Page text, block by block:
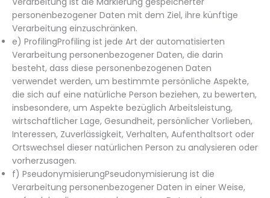
personenbezogener Daten mit dem Ziel, ihre künftige
Verarbeitung einzuschränken.
e) ProfilingProfiling ist jede Art der automatisierten
Verarbeitung personenbezogener Daten, die darin
besteht, dass diese personenbezogenen Daten
verwendet werden, um bestimmte persönliche Aspekte,
die sich auf eine natürliche Person beziehen, zu bewerten,
insbesondere, um Aspekte bezüglich Arbeitsleistung,
wirtschaftlicher Lage, Gesundheit, persönlicher Vorlieben,
Interessen, Zuverlässigkeit, Verhalten, Aufenthaltsort oder
Ortswechsel dieser natürlichen Person zu analysieren oder
vorherzusagen.
f) PseudonymisierungPseudonymisierung ist die
Verarbeitung personenbezogener Daten in einer Weise,